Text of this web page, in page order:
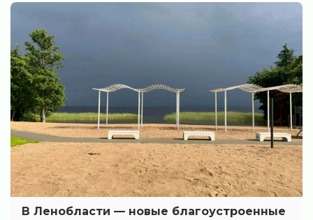
В Ленобласти — новые благоустроенные